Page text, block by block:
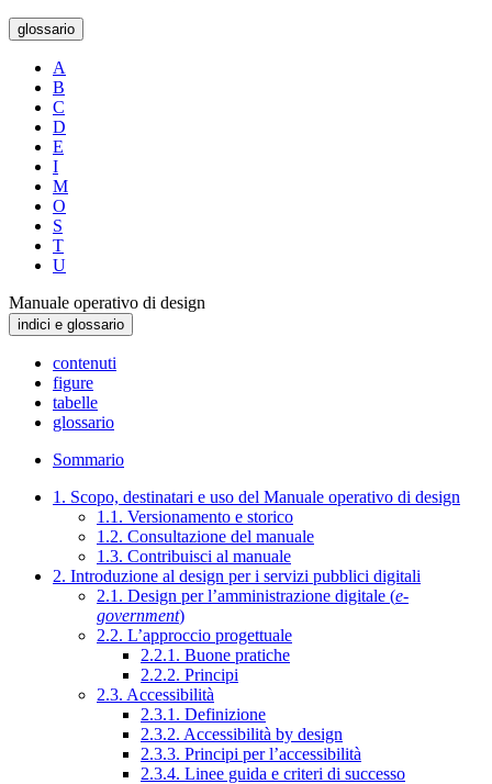
glossario
A
B
C
D
E
I
M
O
S
T
U
Manuale operativo di design
indici e glossario
contenuti
figure
tabelle
glossario
Sommario
1. Scopo, destinatari e uso del Manuale operativo di design
1.1. Versionamento e storico
1.2. Consultazione del manuale
1.3. Contribuisci al manuale
2. Introduzione al design per i servizi pubblici digitali
2.1. Design per l’amministrazione digitale (e-
government)
2.2. L’approccio progettuale
2.2.1. Buone pratiche
2.2.2. Principi
2.3. Accessibilità
2.3.1. Definizione
2.3.2. Accessibilità by design
2.3.3. Principi per l’accessibilità
2.3.4. Linee guida e criteri di successo